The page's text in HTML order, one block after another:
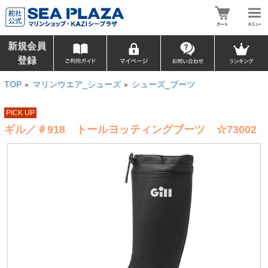
新規会員
登録
TOP > マリンウエア_シューズ > シューズ_ブーツ
PICK UP
ギル／＃918 トールヨッティングブーツ ☆73002